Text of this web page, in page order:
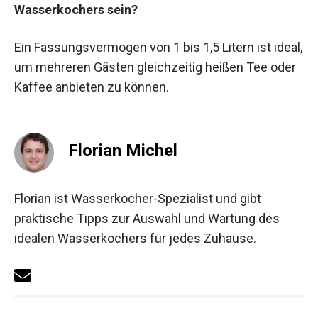
Wasserkochers sein?
Ein Fassungsvermögen von 1 bis 1,5 Litern ist ideal,
um mehreren Gästen gleichzeitig heißen Tee oder
Kaffee anbieten zu können.
Florian Michel
Florian ist Wasserkocher-Spezialist und gibt
praktische Tipps zur Auswahl und Wartung des
idealen Wasserkochers für jedes Zuhause.